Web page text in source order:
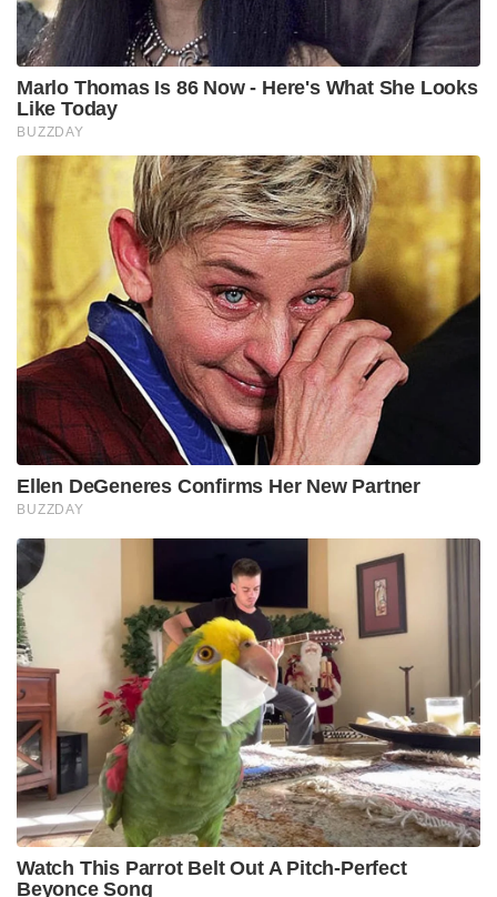
Marlo Thomas Is 86 Now - Here's What She Looks
Like Today
BUZZDAY
Ellen DeGeneres Confirms Her New Partner
BUZZDAY
Watch This Parrot Belt Out A Pitch-Perfect
Beyonce Song